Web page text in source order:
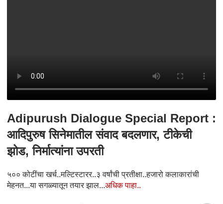
Adipurush Dialogue Special Report :
आदिपुरुष सिनेमातील संवाद बदलणार, टीकेची
झोड, निर्मात्यांना उपरती
५०० कोटींचा खर्च..मल्टिस्टारर..३ वर्षांची प्रतीक्षा..हजारो कलाकारांची
मेहनत...या सगळ्यातून तयार झाल...अधिक पाहा..